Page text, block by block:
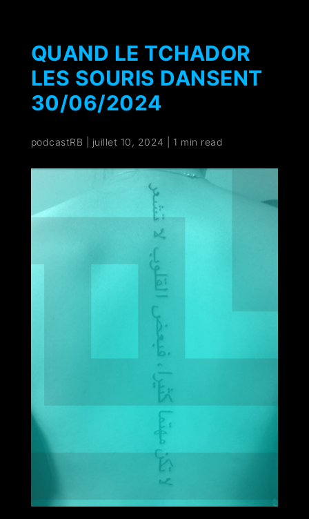
QUAND LE TCHADOR
LES SOURIS DANSENT
30/06/2024
podcastRB juillet 10, 2024 1 min read